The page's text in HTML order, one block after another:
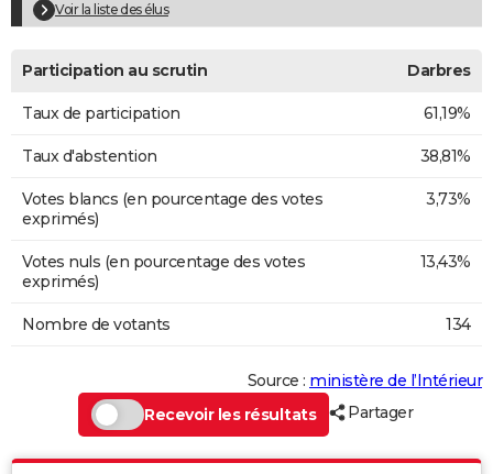
S'inscrire
Se connecter
Lycées
Collèges
Primaires
Universités
Entreprises
Service militaire
Avis de recherche
AVIS DE DÉCÈS
FORUM
Voir la liste des élus
Participation au scrutin Darbres
Taux de participation 61,19%
Taux d'abstention 38,81%
Votes blancs (en pourcentage des votes
exprimés)
3,73%
Votes nuls (en pourcentage des votes
exprimés)
13,43%
Nombre de votants 134
Source : ministère de l’Intérieur
Recevoir les résultats
Partager